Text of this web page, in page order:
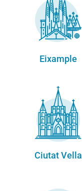
Eixample
Ciutat Vella